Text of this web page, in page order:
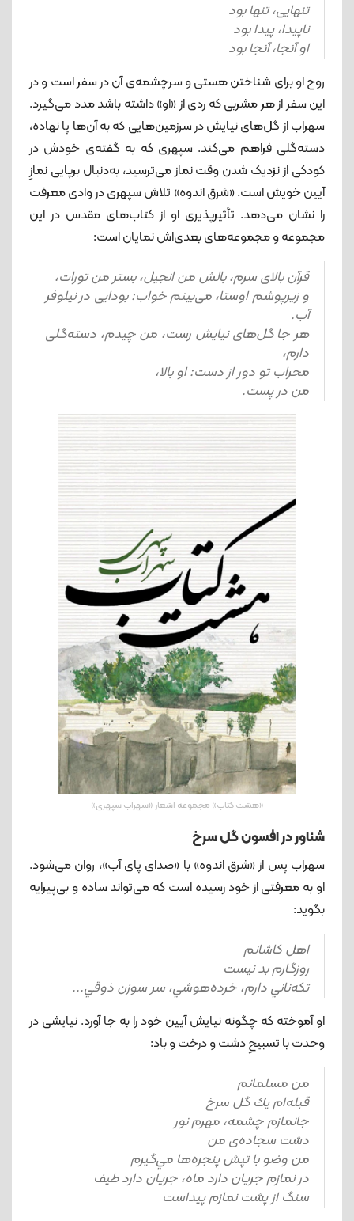
تنهایی، تنها بود
نا‌پیدا، پیدا بود
او آنجا، آنجا بود
روح او برای شناختن هستی و سرچشمه‌ی آن در سفر است و در
این سفر از هر مشربی که ردی از «او» داشته باشد مدد می‌گیرد.
سهراب از گل‌های نیایش در سرزمین‌هایی که به آن‌ها پا نهاده،
دسته‌گلی فراهم می‌کند. سپهری که به گفته‌ی‌ خودش در
کودکی از نزدیک شدن وقت نماز می‌ترسید، به‌دنبال برپایی نمازِ
آیین خویش است. «شرق اندوه» تلاش سپهری در وادی معرفت
را نشان می‌دهد. تأثیرپذیری او از کتاب‌های مقدس در این
مجموعه و مجموعه‌های بعدی‌اش نمایان است:
قرآن بالای سرم، بالش من انجیل، بستر من تورات،
و زیرپوشم اوستا، می‌بینم خواب: بودایی در نیلوفر
آب.
هر جا گل‌های نیایش رست، من چیدم، دسته‌گلی
دارم،
محراب تو دور از دست: او بالا،
من در پست.
«هشت کتاب» مجموعه اشعار «سهراب سپهری»
شناور در افسون گل سرخ
سهراب پس از «شرق اندوه» با «صدای پای آب»، روان می‌شود.
او به معرفتی از خود رسیده است که می‌تواند ساده و بی‌پیرایه
بگوید:
اهل كاشانم
روزگارم بد نيست
تكه‌ناني دارم، خرده‌هوشي، سر سوزن ذوقي...
او آموخته که چگونه نیایش آیین خود را به جا آورد. نیایشی در
وحدت با تسبیحِ دشت و درخت و باد:
من مسلمانم
قبله‌ام يك گل سرخ
جانمازم چشمه، مهرم نور
دشت سجاده‌ی من
من وضو با تپش پنجره‌ها مي‌گيرم
در نمازم جريان دارد ماه، جريان دارد طيف
سنگ از پشت نمازم پيداست